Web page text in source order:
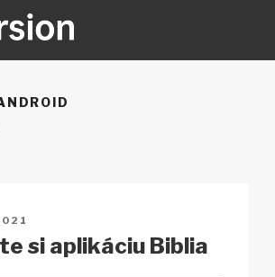
si aplikáciu Biblia